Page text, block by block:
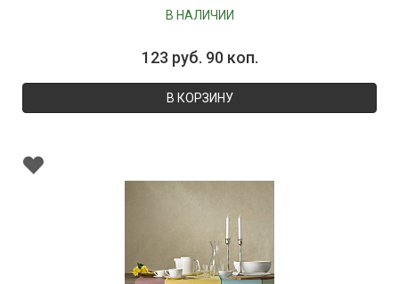
В НАЛИЧИИ
123 руб. 90 коп.
В КОРЗИНУ